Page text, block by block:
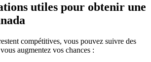
utiles pour obtenir une
compétitives, vous pouvez suivre des
augmentez vos chances :